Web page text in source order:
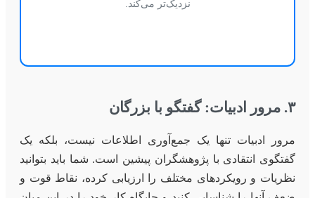
نزدیک‌تر می‌کند.
۳. مرور ادبیات: گفتگو با بزرگان
مرور ادبیات تنها یک جمع‌آوری اطلاعات نیست، بلکه یک
گفتگوی انتقادی با پژوهشگران پیشین است. شما باید بتوانید
نظریات و رویکردهای مختلف را ارزیابی کرده، نقاط قوت و